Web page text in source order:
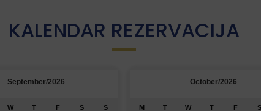
KALENDAR REZERVACIJA
September/2026
W T F S S
October/2026
M T W T F S